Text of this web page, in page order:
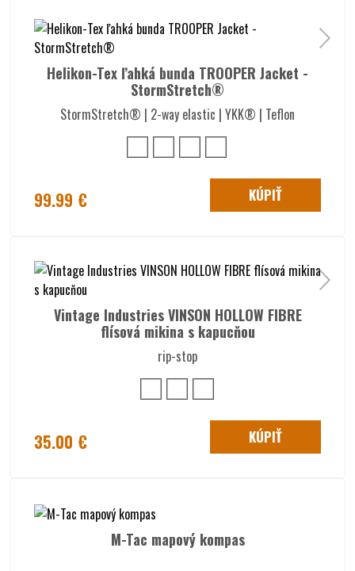
Helikon-Tex ľahká bunda TROOPER Jacket -
StormStretch®
StormStretch® | 2-way elastic | YKK® | Teflon
99.99 € KÚPIŤ
Vintage Industries VINSON HOLLOW FIBRE
flísová mikina s kapucňou
rip-stop
35.00 € KÚPIŤ
M-Tac mapový kompas